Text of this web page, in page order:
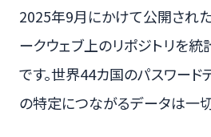
2025年9月にかけて公開され
ークウェブ上のリポジトリを
です。世界44カ国のパスワード
の特定につながるデータは一